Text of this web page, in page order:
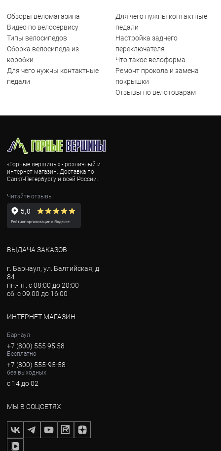
Обзоры веломагазина
Видео по велосервису
Типы велосипедов
Сборка велосипеда из
коробки
Для чего нужны контактные
педали
Для чего нужны контактные
педали
Настройка заднего
переключателя
Что такое велоформа
Ремонт прокола и замена
покрышки
Отзывы по велотоварам
«Горные вершины» - розничный и
интернет-магазин. Доставка по
Санкт-Петербургу и всей России.
Читайте отзывы
ВЫДАЧА ЗАКАЗОВ
г. Барнаул, ул. Балтийская, д.
84
пн.-пт. с 08:00 до 20:00
сб. с 09:00 до 16:00
ИНТЕРНЕТ МАГАЗИН
Барнаул
+7 (800) 555 95 58
Бесплатно
+7 (800) 555-95-58
без выходных
с 14 до 02
МЫ В СОЦСЕТЯХ